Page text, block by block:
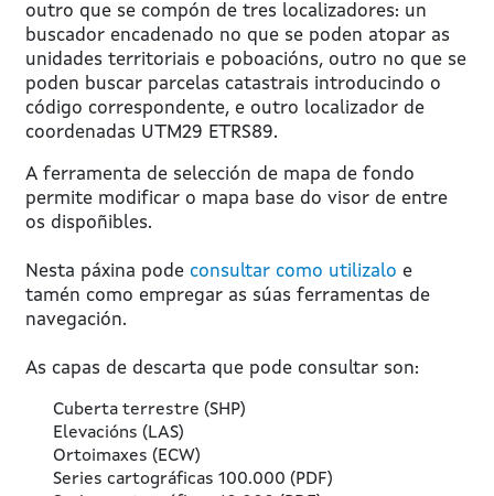
outro que se compón de tres localizadores: un
buscador encadenado no que se poden atopar as
unidades territoriais e poboacións, outro no que se
poden buscar parcelas catastrais introducindo o
código correspondente, e outro localizador de
coordenadas UTM29 ETRS89.
A ferramenta de selección de mapa de fondo
permite modificar o mapa base do visor de entre
os dispoñibles.
Nesta páxina pode consultar como utilizalo e
tamén como empregar as súas ferramentas de
navegación.
As capas de descarta que pode consultar son:
Cuberta terrestre (SHP)
Elevacións (LAS)
Ortoimaxes (ECW)
Series cartográficas 100.000 (PDF)